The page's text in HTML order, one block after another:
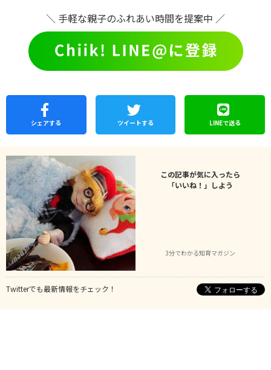
＼ 手軽な親子のふれあい時間を提案中 ／
シェアする ツイートする LINEで送る
この記事が気に入ったら
「いいね！」しよう
3分でわかる知育マガジン
Twitterでも最新情報をチェック！